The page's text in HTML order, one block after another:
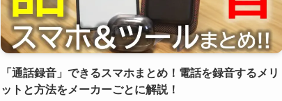
「通話録音」できるスマホまとめ！電話を録音するメリ
ットと方法をメーカーごとに解説！